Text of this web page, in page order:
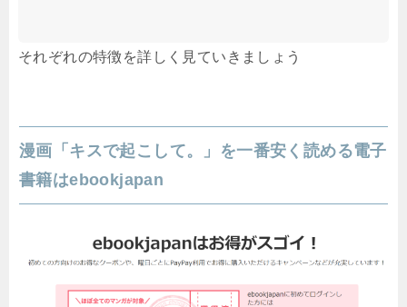
それぞれの特徴を詳しく見ていきましょう
漫画「キスで起こして。」を一番安く読める電子
書籍はebookjapan